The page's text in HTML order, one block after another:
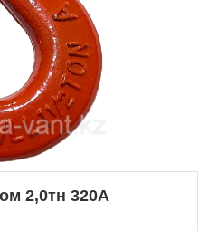
2,0тн 320А